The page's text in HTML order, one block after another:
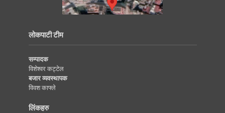
लोकपाटी टीम
सम्पादक
विशेश्वर कट्टेल
बजार व्यवस्थापक
विवश काफ्ले
लिंकहरु